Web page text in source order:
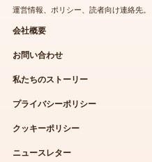
運営情報、ポリシー、読者向け連絡先。
会社概要
お問い合わせ
私たちのストーリー
プライバシーポリシー
クッキーポリシー
ニュースレター